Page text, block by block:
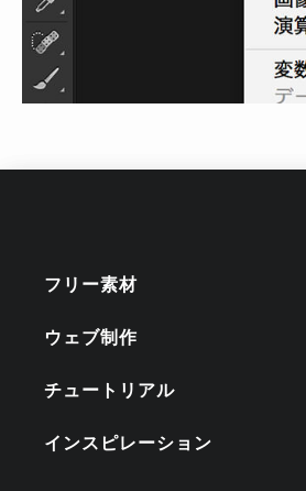
フリー素材
ウェブ制作
チュートリアル
インスピレーション